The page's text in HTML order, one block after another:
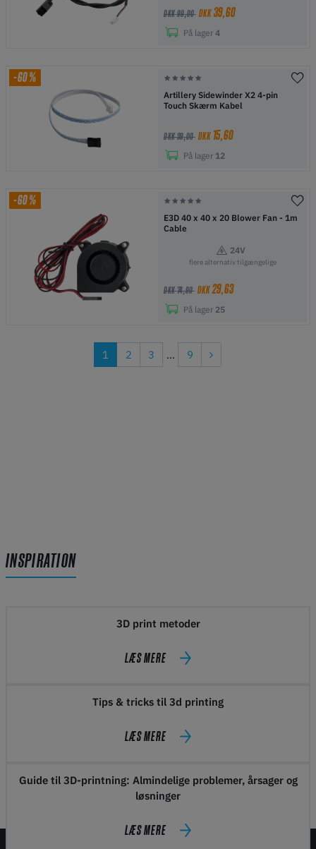
DKK 99,00 DKK39,60
På lager 4
-60%
Artillery Sidewinder X2 4-pin
Touch Skærm Kabel
DKK 39,00 DKK15,60
På lager 12
-60%
E3D 40 x 40 x 20 Blower Fan - 1m
Cable
24V
flere alternativ tilgængelige
DKK 74,90 DKK29,63
På lager 25
1 2 3 ... 9
INSPIRATION
3D print metoder
LÆS MERE
Tips & tricks til 3d printing
LÆS MERE
Guide til 3D-printning: Almindelige problemer, årsager og
løsninger
LÆS MERE